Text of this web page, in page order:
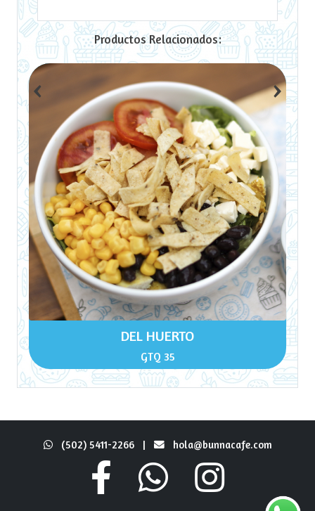
Productos Relacionados:
DEL HUERTO
GTQ 35
‹ ›
(502) 5411-2266| hola@bunnacafe.com